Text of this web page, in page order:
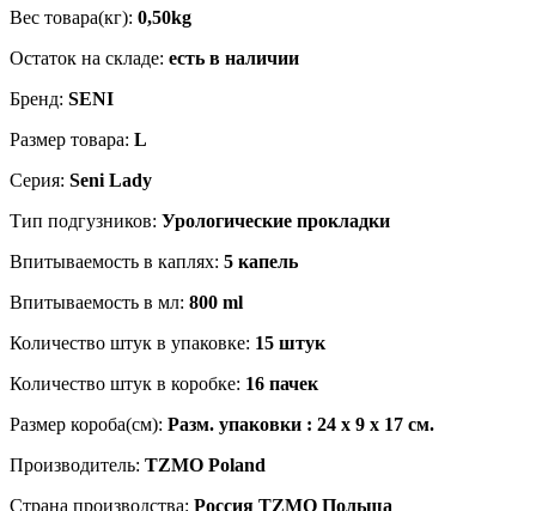
Вес товара(кг): 0,50kg
Остаток на складе: есть в наличии
Бренд: SENI
Размер товара: L
Серия: Seni Lady
Тип подгузников: Урологические прокладки
Впитываемость в каплях: 5 капель
Впитываемость в мл: 800 ml
Количество штук в упаковке: 15 штук
Количество штук в коробке: 16 пачек
Размер короба(см): Разм. упаковки : 24 x 9 x 17 см.
Производитель: TZMO Poland
Страна производства: Россия TZMO Польша